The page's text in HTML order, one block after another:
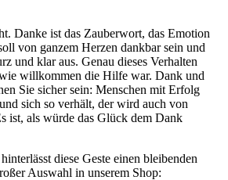
Danke ist das Zauberwort, das Emotion
von ganzem Herzen dankbar sein und
und klar aus. Genau dieses Verhalten
willkommen die Hilfe war. Dank und
Sie sicher sein: Menschen mit Erfolg
sich so verhält, der wird auch von
ist, als würde das Glück dem Dank
diese Geste einen bleibenden
Auswahl in unserem Shop: